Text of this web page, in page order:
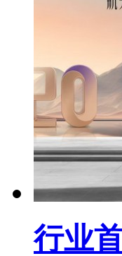
行业